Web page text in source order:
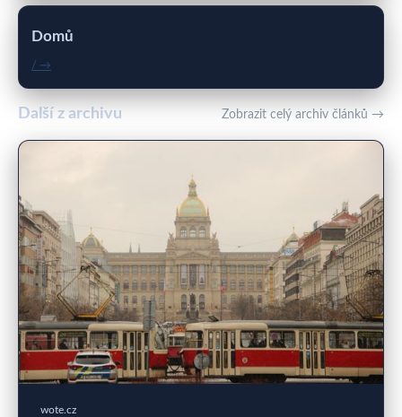
Domů
/ →
Další z archivu Zobrazit celý archiv článků →
wote.cz